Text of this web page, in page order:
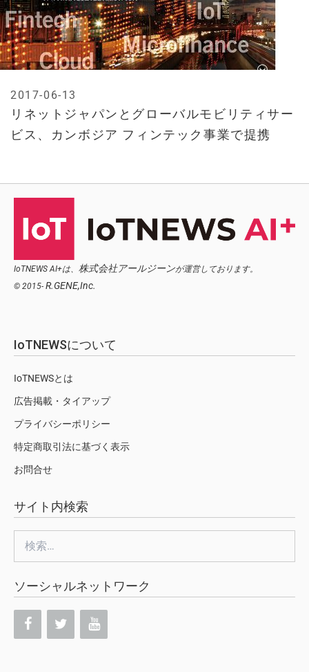
リネットジャパンとグローバルモビリティサー
ビス、カンボジア フィンテック事業で提携
2017-06-13
IoTNEWS AI+は、 株式会社アールジーンが運営しております。
© 2015- R.GENE,Inc.
IoTNEWSについて
IoTNEWSとは
広告掲載・タイアップ
プライバシーポリシー
特定商取引法に基づく表示
お問合せ
サイト内検索
索:
ソーシャルネットワーク